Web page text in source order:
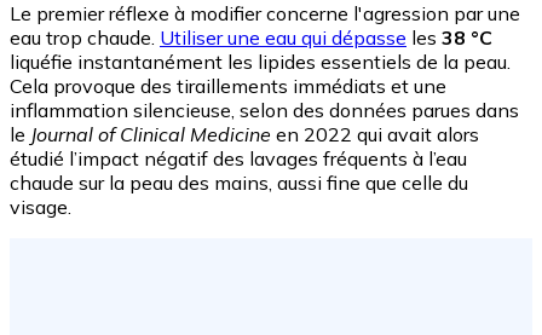
Le premier réflexe à modifier concerne l'agression par une
eau trop chaude. Utiliser une eau qui dépasse les 38 °C
liquéfie instantanément les lipides essentiels de la peau.
Cela provoque des tiraillements immédiats et une
inflammation silencieuse, selon des données parues dans
le Journal of Clinical Medicine en 2022 qui avait alors
étudié l’impact négatif des lavages fréquents à l’eau
chaude sur la peau des mains, aussi fine que celle du
visage.